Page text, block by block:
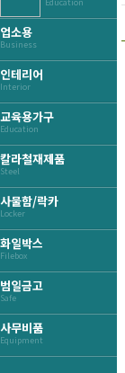
업소용
Business
인테리어
Interior
교육용가구
Education
칼라철재제품
Steel
사물함/락카
Locker
화일박스
Filebox
범일금고
Safe
사무비품
Equipment